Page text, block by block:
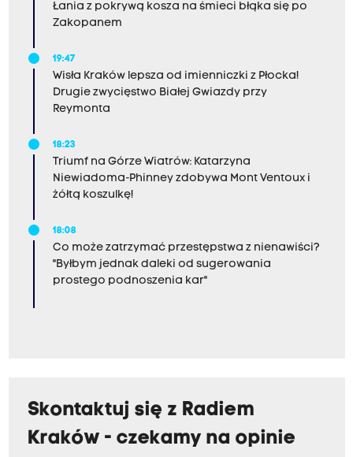
Łania z pokrywą kosza na śmieci błąka się po
Zakopanem
19:47
Wisła Kraków lepsza od imienniczki z Płocka!
Drugie zwycięstwo Białej Gwiazdy przy
Reymonta
18:23
Triumf na Górze Wiatrów: Katarzyna
Niewiadoma-Phinney zdobywa Mont Ventoux i
żółtą koszulkę!
18:08
Co może zatrzymać przestępstwa z nienawiści?
"Byłbym jednak daleki od sugerowania
prostego podnoszenia kar"
Skontaktuj się z Radiem
Kraków - czekamy na opinie